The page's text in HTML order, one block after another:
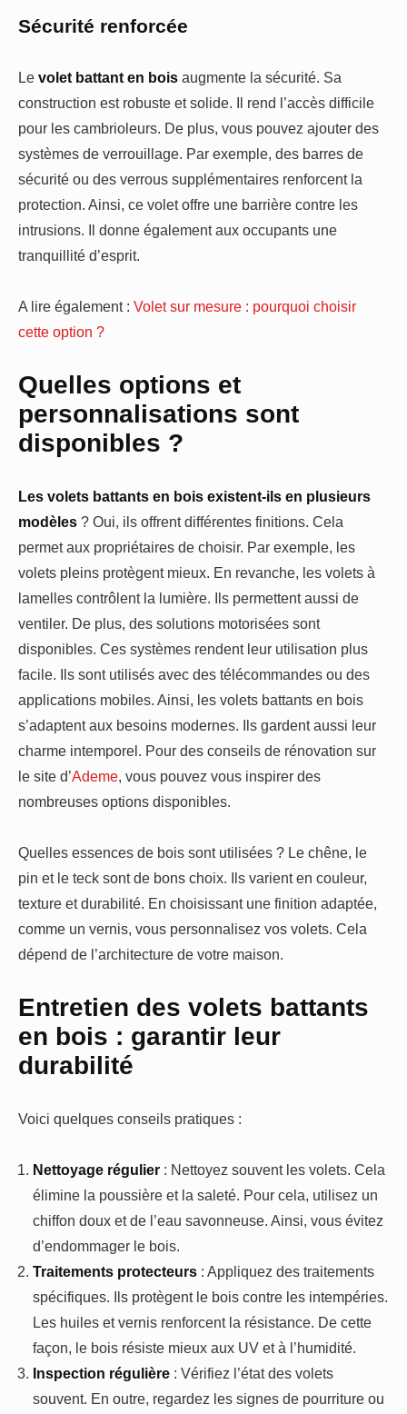
Sécurité renforcée
Le volet battant en bois augmente la sécurité. Sa
construction est robuste et solide. Il rend l’accès difficile
pour les cambrioleurs. De plus, vous pouvez ajouter des
systèmes de verrouillage. Par exemple, des barres de
sécurité ou des verrous supplémentaires renforcent la
protection. Ainsi, ce volet offre une barrière contre les
intrusions. Il donne également aux occupants une
tranquillité d’esprit.
A lire également : Volet sur mesure : pourquoi choisir
cette option ?
Quelles options et
personnalisations sont
disponibles ?
Les volets battants en bois existent-ils en plusieurs
modèles ? Oui, ils offrent différentes finitions. Cela
permet aux propriétaires de choisir. Par exemple, les
volets pleins protègent mieux. En revanche, les volets à
lamelles contrôlent la lumière. Ils permettent aussi de
ventiler. De plus, des solutions motorisées sont
disponibles. Ces systèmes rendent leur utilisation plus
facile. Ils sont utilisés avec des télécommandes ou des
applications mobiles. Ainsi, les volets battants en bois
s’adaptent aux besoins modernes. Ils gardent aussi leur
charme intemporel. Pour des conseils de rénovation sur
le site d’Ademe, vous pouvez vous inspirer des
nombreuses options disponibles.
Quelles essences de bois sont utilisées ? Le chêne, le
pin et le teck sont de bons choix. Ils varient en couleur,
texture et durabilité. En choisissant une finition adaptée,
comme un vernis, vous personnalisez vos volets. Cela
dépend de l’architecture de votre maison.
Entretien des volets battants
en bois : garantir leur
durabilité
Voici quelques conseils pratiques :
Nettoyage régulier : Nettoyez souvent les volets. Cela
élimine la poussière et la saleté. Pour cela, utilisez un
chiffon doux et de l’eau savonneuse. Ainsi, vous évitez
d’endommager le bois.
Traitements protecteurs : Appliquez des traitements
spécifiques. Ils protègent le bois contre les intempéries.
Les huiles et vernis renforcent la résistance. De cette
façon, le bois résiste mieux aux UV et à l’humidité.
Inspection régulière : Vérifiez l’état des volets
souvent. En outre, regardez les signes de pourriture ou